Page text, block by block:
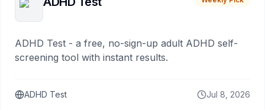
ADHD Test - a free, no-sign-up adult ADHD self-
screening tool with instant results.
ADHD Test Jul 8, 2026